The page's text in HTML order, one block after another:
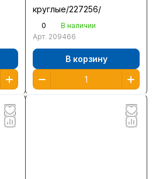
круглые/227256/
0
В наличии
Арт. 209466
В корзину